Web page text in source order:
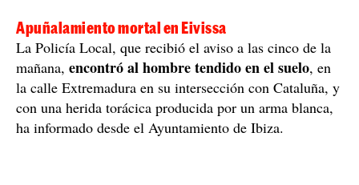
Apuñalamiento mortal en Eivissa
La Policía Local, que recibió el aviso a las cinco de la
mañana, encontró al hombre tendido en el suelo, en
la calle Extremadura en su intersección con Cataluña, y
con una herida torácica producida por un arma blanca,
ha informado desde el Ayuntamiento de Ibiza.